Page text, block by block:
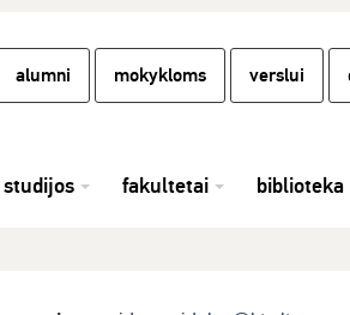
alumni mokykloms verslui
studijos fakultetai biblioteka